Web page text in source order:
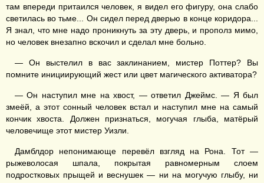
там впереди притаился человек, я видел его фигуру, она слабо
светилась во тьме... Он сидел перед дверью в конце коридора...
Я знал, что мне надо проникнуть за эту дверь, и прополз мимо,
но человек внезапно вскочил и сделал мне больно.
— Он выстелил в вас заклинанием, мистер Поттер? Вы
помните инициирующий жест или цвет магического активатора?
— Он наступил мне на хвост, — ответил Джеймс. — Я был
змеёй, а этот сонный человек встал и наступил мне на самый
кончик хвоста. Должен признаться, могучая глыба, матёрый
человечище этот мистер Уизли.
Дамблдор непонимающе перевёл взгляд на Рона. Тот —
рыжеволосая шпала, покрытая равномерным слоем
подростковых прыщей и веснушек — ни на могучую глыбу, ни